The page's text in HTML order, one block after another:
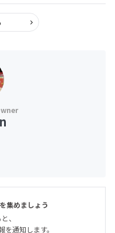
集めましょう
、
通知します。